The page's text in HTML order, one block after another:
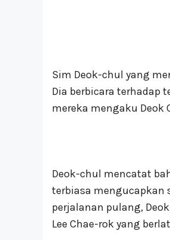
Sim Deok-chul yang
Dia berbicara terhadap
mereka mengaku Deok
Deok-chul mencatat
terbiasa mengucapkan
perjalanan pulang,
Lee Chae-rok yang